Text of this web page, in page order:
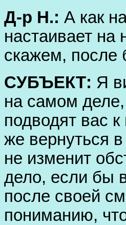
Д-р Н.: А как
настаивает
скажем, после
СУБЪЕКТ: Я
на самом деле,
подводят вас
же вернуться
не изменит
дело, если бы
после своей
пониманию,